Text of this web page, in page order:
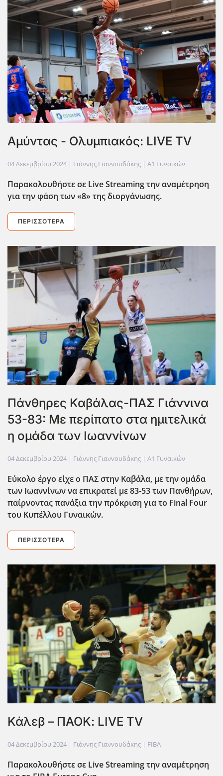
Αμύντας - Ολυμπιακός: LIVE TV
04 Δεκεμβρίου 2024 | Γιάννης Γιαννουδάκης | Α1 Γυναικών
Παρακολουθήστε σε LiveStreamingτην αναμέτρηση
για την φάση των «8» της διοργάνωσης.
ΠΕΡΙΣΣΌΤΕΡΑ
Πάνθηρες Καβάλας-ΠΑΣ Γιάννινα
53-83: Με περίπατο στα ημιτελικά
η ομάδα των Ιωαννίνων
04 Δεκεμβρίου 2024 | Γιάννης Γιαννουδάκης | Α1 Γυναικών
Εύκολο έργο είχε ο ΠΑΣ στην Καβάλα, με την ομάδα
των Ιωαννίνων να επικρατεί με 83-53 των Πανθήρων,
παίρνοντας πανάξια την πρόκριση για το Final Four
του Κυπέλλου Γυναικών.
ΠΕΡΙΣΣΌΤΕΡΑ
Κάλεβ – ΠΑΟΚ: LIVE TV
04 Δεκεμβρίου 2024 | Γιάννης Γιαννουδάκης | FIBA
Παρακολουθήστε σε LiveStreamingτην αναμέτρηση